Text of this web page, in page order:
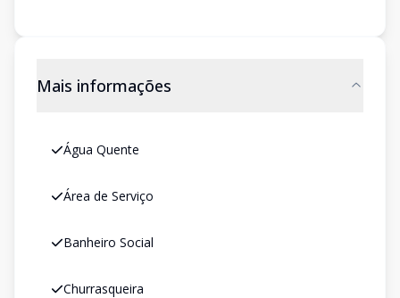
Mais informações
Água Quente
Área de Serviço
Banheiro Social
Churrasqueira